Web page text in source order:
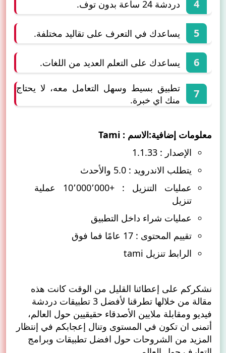
دردشة 24 ساعة بدون توف.
يساعدك في التعرف على تقاليد مختلفة.
يساعدك على التعلم العديد من اللغات.
تطبيق بسيط وسهل التعامل معه، لا يحتاج
منك اي خبرة.
معلومات إضافية:الاسم : Tami
الإصدار : 1.1.33
يتطلب الاندرويد : 5.0 والأحدث
عمليات التنزيل : +10٬000٬000 عملية
تنزيل
عمليات شراء داخل التطبيق
تقييم المحتوى : 17 عامًا فما فوق
الرابط تنزيل tami
نشكركم على إعطائنا القليل من الوقت كانت هذه
مقالة من خلالها تطرقنا لأفضل 3 تطبيقات دردشة
فيديو ومقابلة ملايين الأصدقاء حقيقيين حول العالم،
أتمنى ان تكون في المستوى وتنال إعجابكم في إنتظار
المزيد من الشروحات حول افضل تطبيقات وبرامج